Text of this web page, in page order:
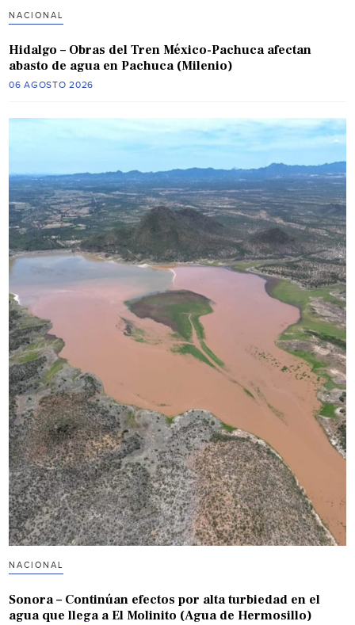
NACIONAL
Hidalgo – Obras del Tren México-Pachuca afectan
abasto de agua en Pachuca (Milenio)
06 AGOSTO 2026
NACIONAL
Sonora – Continúan efectos por alta turbiedad en el
agua que llega a El Molinito (Agua de Hermosillo)